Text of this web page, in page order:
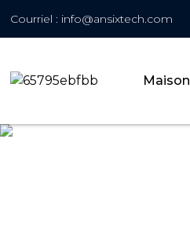
Courriel : info@ansixtech.com
Maison